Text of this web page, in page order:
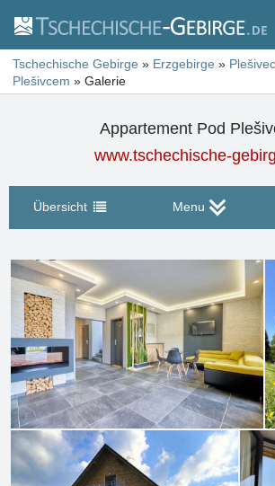
Tschechische Gebirge » Erzgebirge » Plešivec
Plešivcem » Galerie
Appartement Pod
www.tschechische-
Übersicht Menu